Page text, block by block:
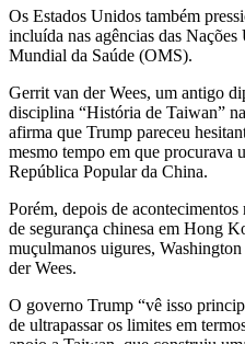
Os Estados Unidos também
incluída nas agências das
Mundial da Saúde (OMS).
Gerrit van der Wees, um antigo
disciplina “História de Taiwan”
afirma que Trump pareceu
mesmo tempo em que procurava
República Popular da China.
Porém, depois de
de segurança chinesa em Hong
muçulmanos uigures,
der Wees.
O governo Trump “vê isso
de ultrapassar os limites em